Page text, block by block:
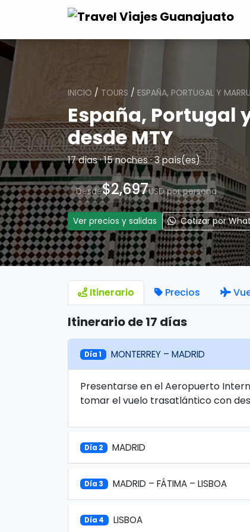
INICIO / TOURS / ESPAÑA, PORTUGAL Y
España, Portugal
desde MTY
17 días · 15 noches · 3 país(es)
Desde$2,697USD por persona
Ver precios y salidas Cotizar por
Itinerario Precios
Itinerario de 17 días
Día 1 MONTERREY – MADRID
Presentarse en el Aeropuerto
tomar el vuelo trasatlántico con
Día 2 MADRID
Día 3 MADRID – FÁTIMA – LISBOA
Día 4 LISBOA